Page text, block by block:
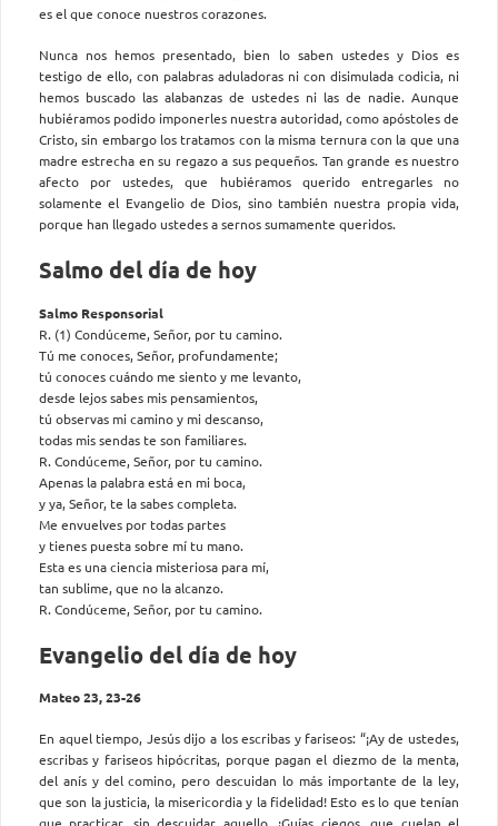
es el que conoce nuestros corazones.
Nunca nos hemos presentado, bien lo saben ustedes y Dios es
testigo de ello, con palabras aduladoras ni con disimulada codicia, ni
hemos buscado las alabanzas de ustedes ni las de nadie. Aunque
hubiéramos podido imponerles nuestra autoridad, como apóstoles de
Cristo, sin embargo los tratamos con la misma ternura con la que una
madre estrecha en su regazo a sus pequeños. Tan grande es nuestro
afecto por ustedes, que hubiéramos querido entregarles no
solamente el Evangelio de Dios, sino también nuestra propia vida,
porque han llegado ustedes a sernos sumamente queridos.
Salmo del día de hoy
Salmo Responsorial
R. (1) Condúceme, Señor, por tu camino.
Tú me conoces, Señor, profundamente;
tú conoces cuándo me siento y me levanto,
desde lejos sabes mis pensamientos,
tú observas mi camino y mi descanso,
todas mis sendas te son familiares.
R. Condúceme, Señor, por tu camino.
Apenas la palabra está en mi boca,
y ya, Señor, te la sabes completa.
Me envuelves por todas partes
y tienes puesta sobre mí tu mano.
Esta es una ciencia misteriosa para mí,
tan sublime, que no la alcanzo.
R. Condúceme, Señor, por tu camino.
Evangelio del día de hoy
Mateo 23, 23-26
En aquel tiempo, Jesús dijo a los escribas y fariseos: “¡Ay de ustedes,
escribas y fariseos hipócritas, porque pagan el diezmo de la menta,
del anís y del comino, pero descuidan lo más importante de la ley,
que son la justicia, la misericordia y la fidelidad! Esto es lo que tenían